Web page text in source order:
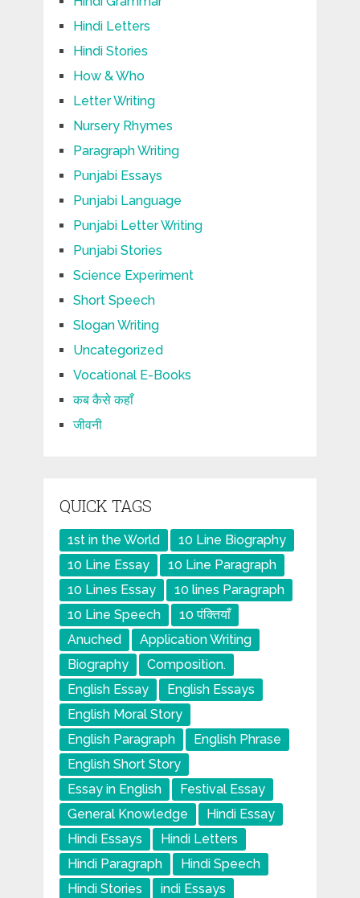
Hindi Letters
Hindi Stories
How & Who
Letter Writing
Nursery Rhymes
Paragraph Writing
Punjabi Essays
Punjabi Language
Punjabi Letter Writing
Punjabi Stories
Science Experiment
Short Speech
Slogan Writing
Uncategorized
Vocational E-Books
कब कैसे कहाँ
जीवनी
QUICK TAGS
1st in the World
10 Line Biography
10 Line Essay
10 Line Paragraph
10 Lines Essay
10 lines Paragraph
10 Line Speech
10 पंक्तियाँ
Anuched
Application Writing
Biography
Composition.
English Essay
English Essays
English Moral Story
English Paragraph
English Phrase
English Short Story
Essay in English
Festival Essay
General Knowledge
Hindi Essay
Hindi Essays
Hindi Letters
Hindi Paragraph
Hindi Speech
Hindi Stories
indi Essays